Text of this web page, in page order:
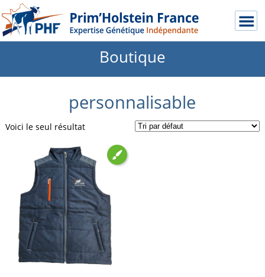
Boutique
personnalisable
Voici le seul résultat